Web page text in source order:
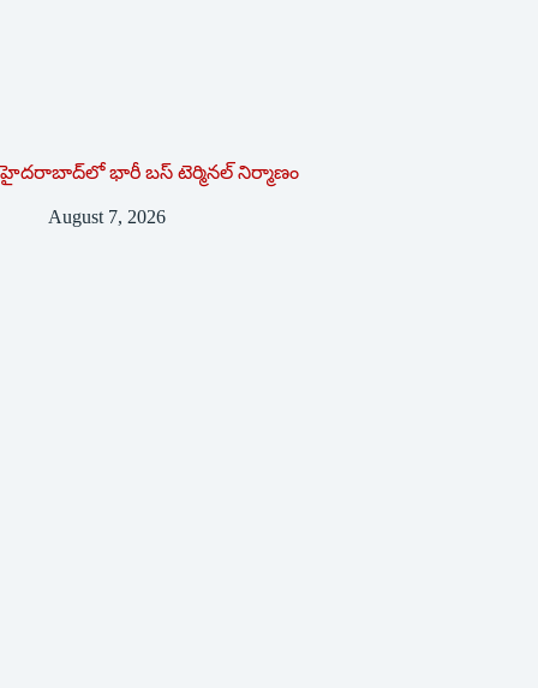
హైదరాబాద్‌లో భారీ బస్‌ ‌టెర్మినల్‌ ‌నిర్మాణం
August 7, 2026